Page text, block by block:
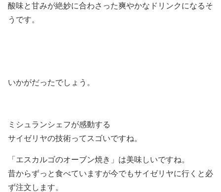
酸味と甘みが絶妙に合わさった爽やかなドリンクになるそ
うです。
いかがだったでしょう。
ミシュランシェフが感動する
サイゼリヤの技術ってスゴいですね。
「エスカルゴのオーブン焼き」は美味しいですね。
昔からずっと食べていますが今でもサイゼリヤに行くと必
ず注文します。